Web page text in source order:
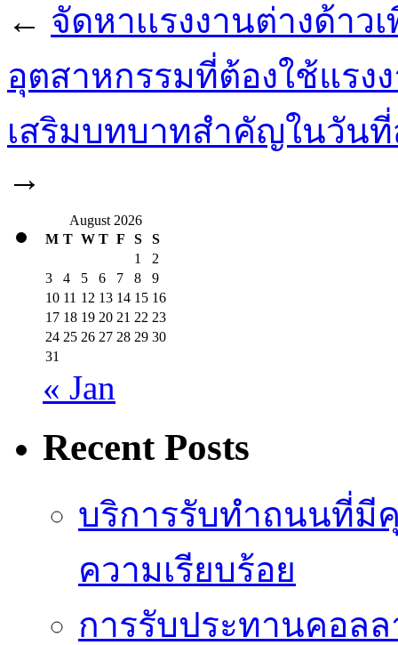
← จัดหาเเรงงานต่างด้า
อุตสาหกรรมที่ต้องใช้แรง
เสริมบทบาทสำคัญในวัน
→
August 2026
M T W T F S
S
1
2
3
4 5 6 7 8
9
10 11 12 13 14 15 16
17 18 19 20 21 22 23
24 25 26 27 28 29 30
31
« Jan
Recent Posts
บริการรับทำถนนที่
ความเรียบร้อย
การรับประทานคอลล